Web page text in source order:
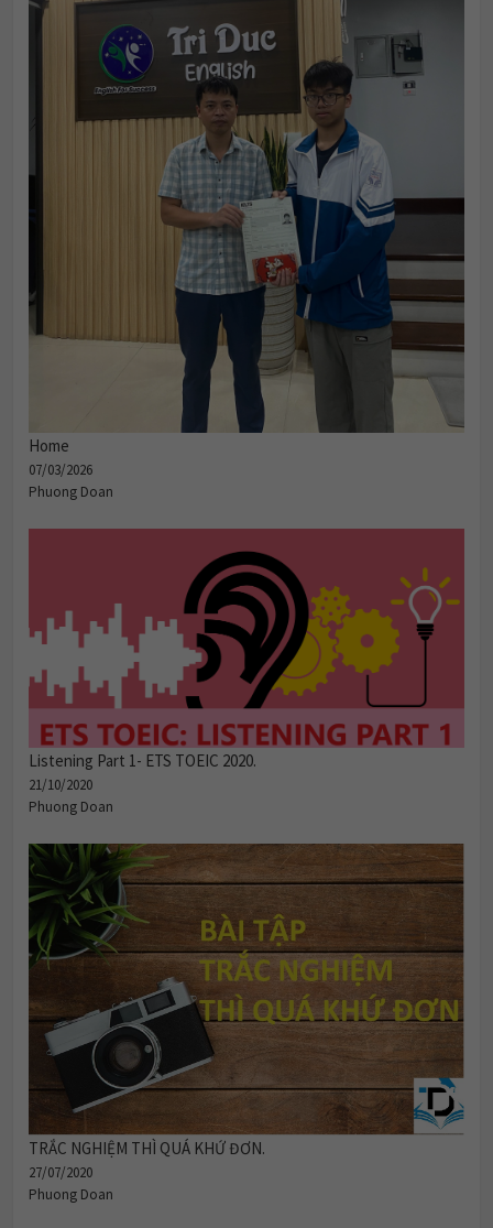
Home
07/03/2026
Phuong Doan
Listening Part 1- ETS TOEIC 2020.
21/10/2020
Phuong Doan
TRẮC NGHIỆM THÌ QUÁ KHỨ ĐƠN.
27/07/2020
Phuong Doan